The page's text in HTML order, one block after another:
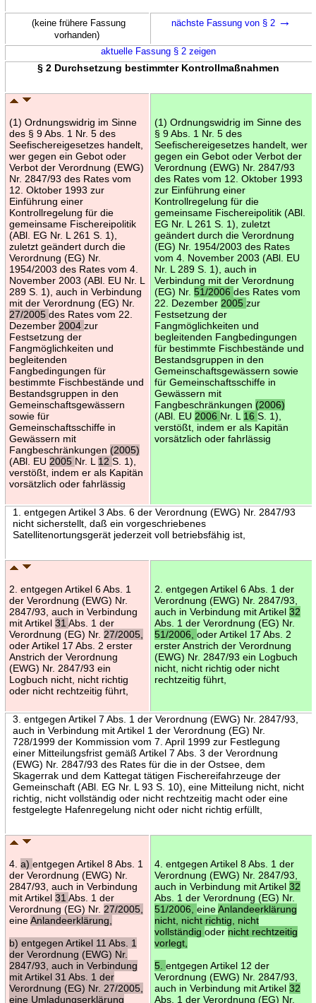
(keine frühere Fassung
vorhanden)
nächste Fassung von § 2 →
aktuelle Fassung § 2 zeigen
§ 2 Durchsetzung bestimmter Kontrollmaßnahmen
(1) Ordnungswidrig im Sinne
des § 9 Abs. 1 Nr. 5 des
Seefischereigesetzes handelt,
wer gegen ein Gebot oder
Verbot der Verordnung (EWG)
Nr. 2847/93 des Rates vom
12. Oktober 1993 zur
Einführung einer
Kontrollregelung für die
gemeinsame Fischereipolitik
(ABl. EG Nr. L 261 S. 1),
zuletzt geändert durch die
Verordnung (EG) Nr.
1954/2003 des Rates vom 4.
November 2003 (ABl. EU Nr. L
289 S. 1), auch in Verbindung
mit der Verordnung (EG) Nr.
27/2005 des Rates vom 22.
Dezember 2004 zur
Festsetzung der
Fangmöglichkeiten und
begleitenden
Fangbedingungen für
bestimmte Fischbestände und
Bestandsgruppen in den
Gemeinschaftsgewässern
sowie für
Gemeinschaftsschiffe in
Gewässern mit
Fangbeschränkungen (2005)
(ABl. EU 2005 Nr. L 12 S. 1),
verstößt, indem er als Kapitän
vorsätzlich oder fahrlässig
(1) Ordnungswidrig im Sinne des
§ 9 Abs. 1 Nr. 5 des
Seefischereigesetzes handelt, wer
gegen ein Gebot oder Verbot der
Verordnung (EWG) Nr. 2847/93
des Rates vom 12. Oktober 1993
zur Einführung einer
Kontrollregelung für die
gemeinsame Fischereipolitik (ABl.
EG Nr. L 261 S. 1), zuletzt
geändert durch die Verordnung
(EG) Nr. 1954/2003 des Rates
vom 4. November 2003 (ABl. EU
Nr. L 289 S. 1), auch in
Verbindung mit der Verordnung
(EG) Nr. 51/2006 des Rates vom
22. Dezember 2005 zur
Festsetzung der
Fangmöglichkeiten und
begleitenden Fangbedingungen
für bestimmte Fischbestände und
Bestandsgruppen in den
Gemeinschaftsgewässern sowie
für Gemeinschaftsschiffe in
Gewässern mit
Fangbeschränkungen (2006)
(ABl. EU 2006 Nr. L 16 S. 1),
verstößt, indem er als Kapitän
vorsätzlich oder fahrlässig
1. entgegen Artikel 3 Abs. 6 der Verordnung (EWG) Nr. 2847/93
nicht sicherstellt, daß ein vorgeschriebenes
Satellitenortungsgerät jederzeit voll betriebsfähig ist,
2. entgegen Artikel 6 Abs. 1
der Verordnung (EWG) Nr.
2847/93, auch in Verbindung
mit Artikel 31 Abs. 1 der
Verordnung (EG) Nr. 27/2005,
oder Artikel 17 Abs. 2 erster
Anstrich der Verordnung
(EWG) Nr. 2847/93 ein
Logbuch nicht, nicht richtig
oder nicht rechtzeitig führt,
2. entgegen Artikel 6 Abs. 1 der
Verordnung (EWG) Nr. 2847/93,
auch in Verbindung mit Artikel 32
Abs. 1 der Verordnung (EG) Nr.
51/2006, oder Artikel 17 Abs. 2
erster Anstrich der Verordnung
(EWG) Nr. 2847/93 ein Logbuch
nicht, nicht richtig oder nicht
rechtzeitig führt,
3. entgegen Artikel 7 Abs. 1 der Verordnung (EWG) Nr. 2847/93,
auch in Verbindung mit Artikel 1 der Verordnung (EG) Nr.
728/1999 der Kommission vom 7. April 1999 zur Festlegung
einer Mitteilungsfrist gemäß Artikel 7 Abs. 3 der Verordnung
(EWG) Nr. 2847/93 des Rates für die in der Ostsee, dem
Skagerrak und dem Kattegat tätigen Fischereifahrzeuge der
Gemeinschaft (ABl. EG Nr. L 93 S. 10), eine Mitteilung nicht, nicht
richtig, nicht vollständig oder nicht rechtzeitig macht oder eine
festgelegte Hafenregelung nicht oder nicht richtig erfüllt,
4. a) entgegen Artikel 8 Abs. 1
der Verordnung (EWG) Nr.
2847/93, auch in Verbindung
mit Artikel 31 Abs. 1 der
Verordnung (EG) Nr. 27/2005,
eineAnlandeerklärung,
b) entgegen Artikel 11 Abs. 1
der Verordnung (EWG) Nr.
2847/93, auch in Verbindung
mit Artikel 31 Abs. 1 der
Verordnung (EG) Nr. 27/2005,
eine Umladungserklärung
4. entgegen Artikel 8 Abs. 1 der
Verordnung (EWG) Nr. 2847/93,
auch in Verbindung mit Artikel 32
Abs. 1 der Verordnung (EG) Nr.
51/2006, eineAnlandeerklärung
nicht, nicht richtig, nicht
vollständig oder nicht rechtzeitig
vorlegt,
5. entgegen Artikel 12 der
Verordnung (EWG) Nr. 2847/93,
auch in Verbindung mit Artikel 32
Abs. 1 der Verordnung (EG) Nr.